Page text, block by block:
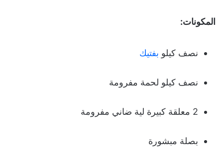
المكونات:
نصف كيلو بفتيك
نصف كيلو لحمة مفرومة
2 معلقة كبيرة لية ضاني مفرومة
بصلة مبشورة